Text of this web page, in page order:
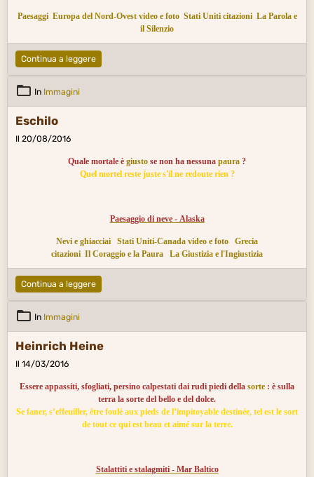
Paesaggi Europa del Nord-Ovest video e foto Stati Uniti citazioni La Parola e
il Silenzio
Continua a leggere
In Immagini
Eschilo
Il 20/08/2016
Quale mortale è giusto se non ha nessuna paura ?
Quel mortel reste juste s'il ne redoute rien ?
Paesaggio di neve - Alaska
Nevi e ghiacciai Stati Uniti-Canada video e foto
Grecia
citazioni Il Coraggio e la Paura La Giustizia e l'Ingiustizia
Continua a leggere
In Immagini
Heinrich Heine
Il 14/03/2016
Essere appassiti, sfogliati, persino calpestati dai rudi piedi della sorte : è sulla
terra la sorte del bello e del dolce.
Se faner, s’effeuiller, être foulé aux pieds de l’impitoyable destinée, tel est le sort
de tout ce qui est beau et aimé sur la terre.
Stalattiti e stalagmiti - Mar Baltico